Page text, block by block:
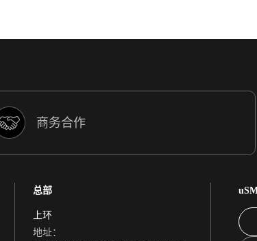
商务合作
总部
上环
地址：